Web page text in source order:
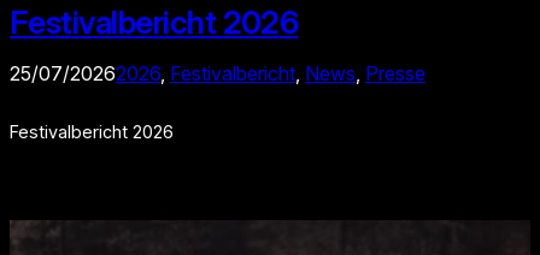
Festivalbericht 2026
25/07/20262026 Festivalbericht News Presse
Festivalbericht 2026